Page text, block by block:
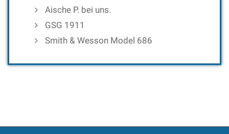
Aische P. bei uns.
GSG 1911
Smith & Wesson Model 686